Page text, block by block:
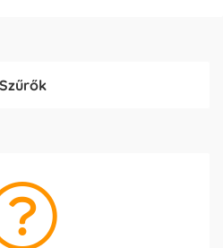
Szűrők